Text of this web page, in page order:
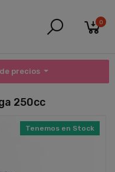
0
precios
250cc
Tenemos en Stock